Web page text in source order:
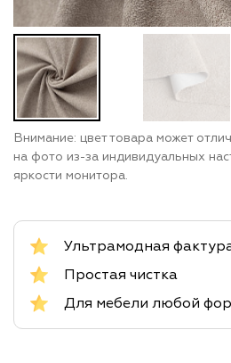
Внимание: цвет товара может
на фото из-за индивидуальных
яркости монитора.
Ультрамодная
Простая чистка
Для мебели любой